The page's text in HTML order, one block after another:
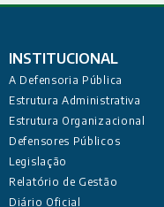
INSTITUCIONAL
A Defensoria Pública
Estrutura Administrativa
Estrutura Organizacional
Defensores Públicos
Legislação
Relatório de Gestão
Diário Oficial